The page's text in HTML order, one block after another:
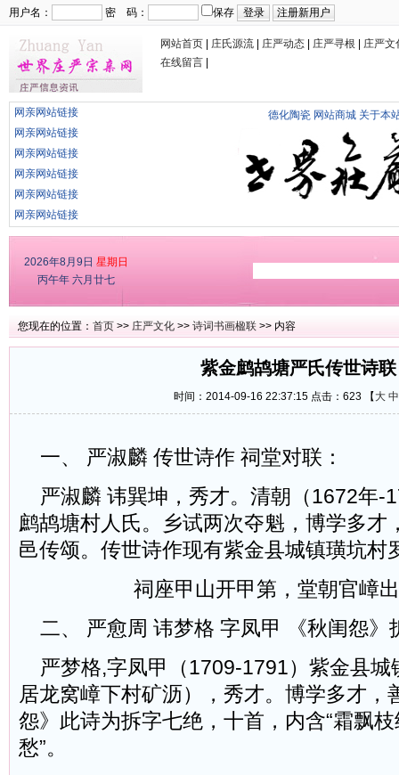
用户名： 密 码： 保存
网站首页 庄氏源流 庄严动态 庄严寻根
庄严文
在线留言
网亲网站链接
网亲网站链接
网亲网站链接
网亲网站链接
网亲网站链接
网亲网站链接
德化陶瓷 网站商城 关于本
2026年8月9日 星期日
丙午年 六月廿七
您现在的位置： 首页 >> 庄严文化 >> 诗词书画楹联 >> 内容
紫金鹧鸪塘严氏传世诗联
时间：2014-09-16 22:37:15 点击： 623 【 大 中
一、 严淑麟 传世诗作 祠堂对联：
严淑麟 讳巽坤，秀才。清朝（1672年-
鹧鸪塘村人氏。乡试两次夺魁，博学多才
邑传颂。传世诗作现有紫金县城镇璜坑村
祠座甲山开甲第，堂朝官嶂
二、 严愈周 讳梦格 字凤甲 《秋闺怨》
严梦格,字凤甲（1709-1791）紫金县城
居龙窝嶂下村矿沥），秀才。博学多才，
怨》此诗为拆字七绝，十首，内含“霜飘
愁”。